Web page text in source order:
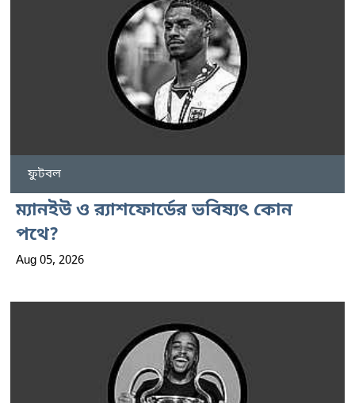
ফুটবল
ম্যানইউ ও র‍্যাশফোর্ডের ভবিষ্যৎ কোন
পথে?
Aug 05, 2026